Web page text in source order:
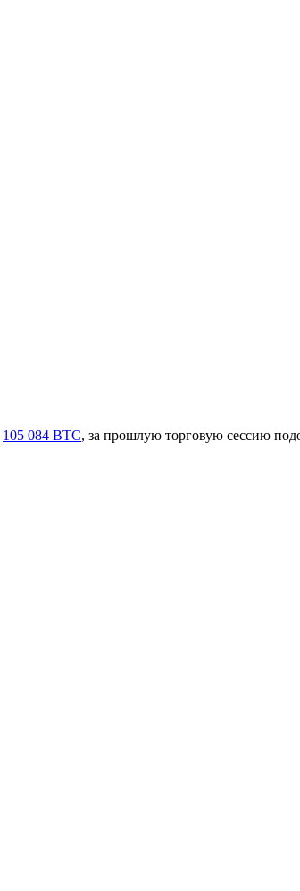
105 084 BTC, за прошлую торговую сессию